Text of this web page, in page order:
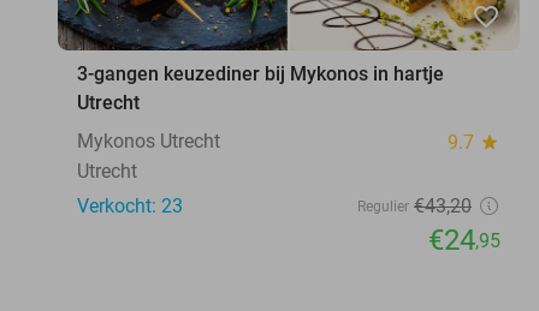
favorite_border
3-gangen keuzediner bij Mykonos in hartje
Utrecht
Mykonos Utrecht
9.7 star
Utrecht
Verkocht: 23
Regulier €43,20
€24,95